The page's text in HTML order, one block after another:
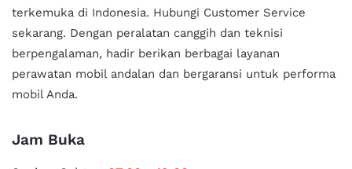
terkemuka di Indonesia. Hubungi Customer Service
sekarang. Dengan peralatan canggih dan teknisi
berpengalaman, hadir berikan berbagai layanan
perawatan mobil andalan dan bergaransi untuk performa
mobil Anda.
Jam Buka